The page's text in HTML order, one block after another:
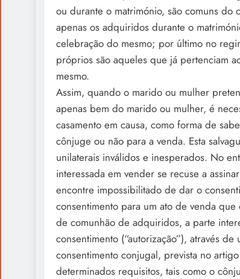
ou durante o matrimónio, são comuns do
apenas os adquiridos durante o
celebração do mesmo; por último no
próprios são aqueles que já pertenciam
mesmo.
Assim, quando o marido ou mulher
apenas bem do marido ou mulher, é
casamento em causa, como forma de
cônjuge ou não para a venda. Esta
unilaterais inválidos e inesperados. No
interessada em vender se recuse a
encontre impossibilitado de dar o
consentimento para um ato de venda
de comunhão de adquiridos, a parte
consentimento (“autorização”), através
consentimento conjugal, prevista no
determinados requisitos, tais como o